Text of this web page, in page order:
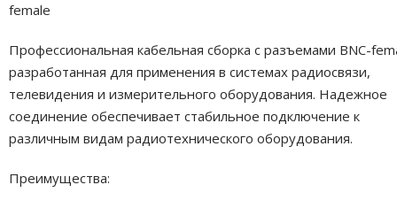
female
Профессиональная кабельная сборка с разъемами BNC-
разработанная для применения в системах радиосвязи,
телевидения и измерительного оборудования. Надежное
соединение обеспечивает стабильное подключение к
различным видам радиотехнического оборудования.
Преимущества: